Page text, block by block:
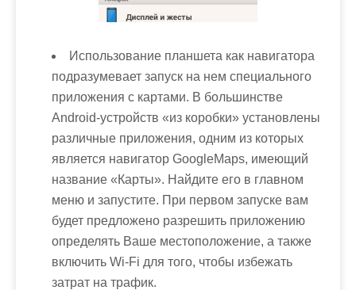
Использование планшета как навигатора
подразумевает запуск на нем специального
приложения с картами. В большинстве
Android-устройств «из коробки» установлены
различные приложения, одним из которых
является навигатор GoogleMaps, имеющий
название «Карты». Найдите его в главном
меню и запустите. При первом запуске вам
будет предложено разрешить приложению
определять Ваше местоположение, а также
включить Wi-Fi для того, чтобы избежать
затрат на трафик.